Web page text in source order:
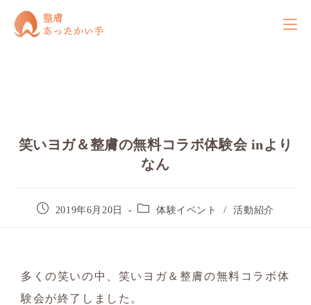
笑いヨガ＆整膚の無料コラボ体験会 inより
なん
2019年6月20日 体験イベント / 活動紹介
多くの笑いの中、笑いヨガ＆整膚の無料コラボ体
験会が終了しました。